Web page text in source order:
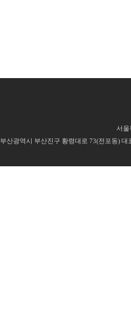
서울
부산광역시 부산진구 황령대로 73(전포동) 대